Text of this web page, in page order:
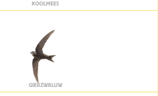
KOOLMEES
GIERZWALUW